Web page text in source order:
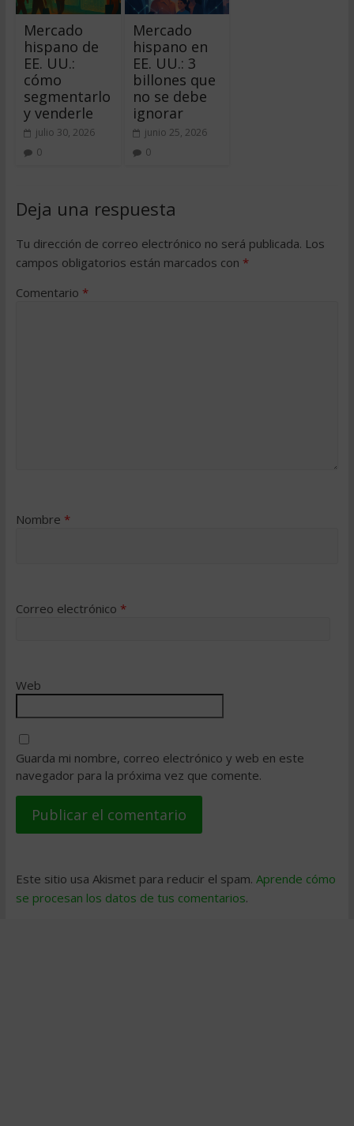
Mercado
hispano de
EE. UU.:
cómo
segmentarlo
y venderle
julio 30, 2026
0
Mercado
hispano en
EE. UU.: 3
billones que
no se debe
ignorar
junio 25, 2026
0
Deja una respuesta
Tu dirección de correo electrónico no será publicada. Los
campos obligatorios están marcados con *
Comentario *
Nombre *
Correo electrónico *
Web
Guarda mi nombre, correo electrónico y web en este
navegador para la próxima vez que comente.
Este sitio usa Akismet para reducir el spam. Aprende cómo
se procesan los datos de tus comentarios.